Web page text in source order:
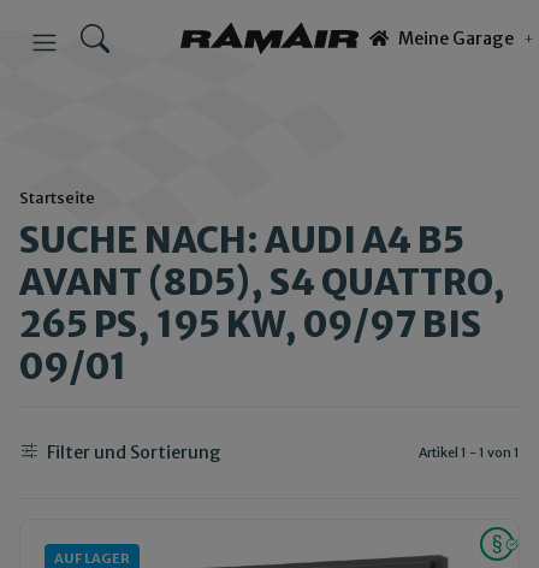
Meine Garage
Startseite
SUCHE NACH: AUDI A4 B5
AVANT (8D5), S4 QUATTRO,
265 PS, 195 KW, 09/97 BIS
09/01
Filter und Sortierung Artikel 1 - 1 von 1
AUF LAGER